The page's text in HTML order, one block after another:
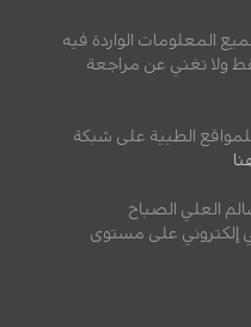
المعلومات الواردة فيه
ولا تغني عن مراجعة
الطبية على شبكة
العلي الصباح
على مستوى